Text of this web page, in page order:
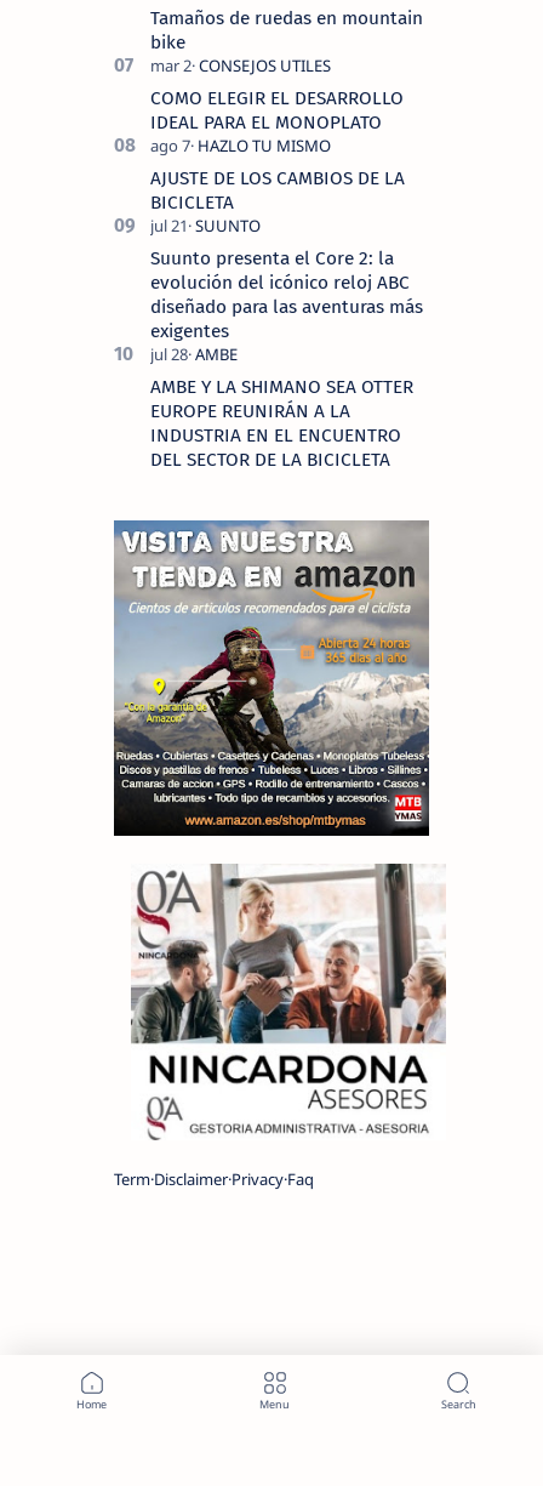
Tamaños de ruedas en mountain
bike
COMO ELEGIR EL DESARROLLO
IDEAL PARA EL MONOPLATO
AJUSTE DE LOS CAMBIOS DE LA
BICICLETA
Suunto presenta el Core 2: la
evolución del icónico reloj ABC
diseñado para las aventuras más
exigentes
AMBE Y LA SHIMANO SEA OTTER
EUROPE REUNIRÁN A LA
INDUSTRIA EN EL ENCUENTRO
DEL SECTOR DE LA BICICLETA
Term Disclaimer Privacy Faq